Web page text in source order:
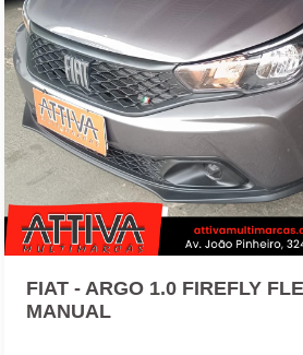
FIAT - ARGO 1.0 FIREFLY
MANUAL